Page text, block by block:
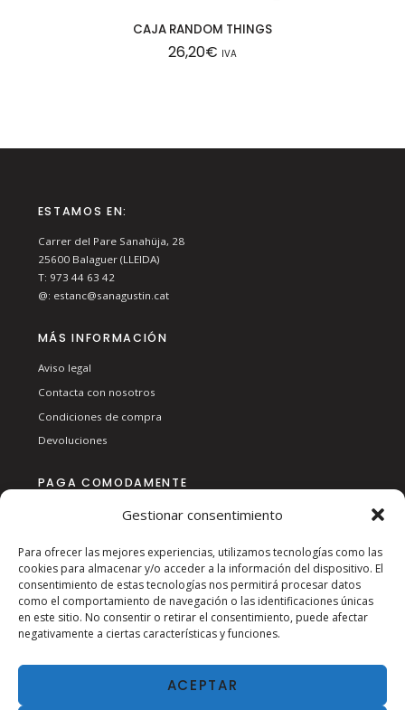
Gestionar consentimiento
Para ofrecer las mejores experiencias, utilizamos tecnologías como las
cookies para almacenar y/o acceder a la información del dispositivo. El
consentimiento de estas tecnologías nos permitirá procesar datos
como el comportamiento de navegación o las identificaciones únicas
en este sitio. No consentir o retirar el consentimiento, puede afectar
negativamente a ciertas características y funciones.
ACEPTAR
CAJA RANDOM THINGS
26,20€ IVA
ESTAMOS EN:
Carrer del Pare Sanahüja, 28
25600 Balaguer (LLEIDA)
T: 973 44 63 42
@: estanc@sanagustin.cat
MÁS INFORMACIÓN
Aviso legal
Contacta con nosotros
Condiciones de compra
Devoluciones
PAGA COMODAMENTE
SÍGUENOS EN RSS: